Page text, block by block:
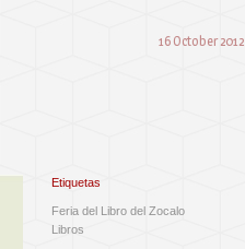
16 October 2012
Etiquetas
Feria del Libro del Zocalo
Libros